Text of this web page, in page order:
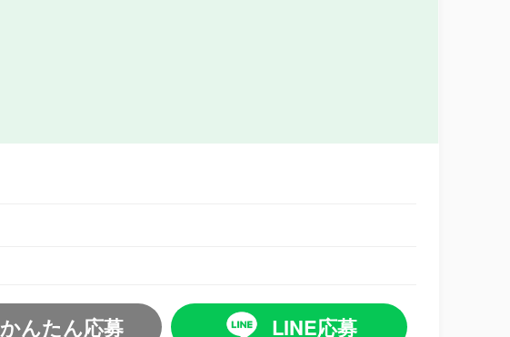
LINE応募
かんたん応募